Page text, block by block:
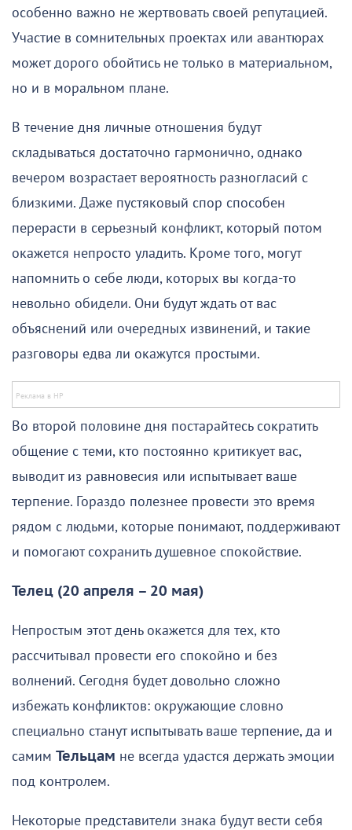
особенно важно не жертвовать своей репутацией.
Участие в сомнительных проектах или авантюрах
может дорого обойтись не только в материальном,
но и в моральном плане.
В течение дня личные отношения будут
складываться достаточно гармонично, однако
вечером возрастает вероятность разногласий с
близкими. Даже пустяковый спор способен
перерасти в серьезный конфликт, который потом
окажется непросто уладить. Кроме того, могут
напомнить о себе люди, которых вы когда-то
невольно обидели. Они будут ждать от вас
объяснений или очередных извинений, и такие
разговоры едва ли окажутся простыми.
Во второй половине дня постарайтесь сократить
общение с теми, кто постоянно критикует вас,
выводит из равновесия или испытывает ваше
терпение. Гораздо полезнее провести это время
рядом с людьми, которые понимают, поддерживают
и помогают сохранить душевное спокойствие.
Телец (20 апреля – 20 мая)
Непростым этот день окажется для тех, кто
рассчитывал провести его спокойно и без
волнений. Сегодня будет довольно сложно
избежать конфликтов: окружающие словно
специально станут испытывать ваше терпение, да и
самим Тельцам не всегда удастся держать эмоции
под контролем.
Некоторые представители знака будут вести себя